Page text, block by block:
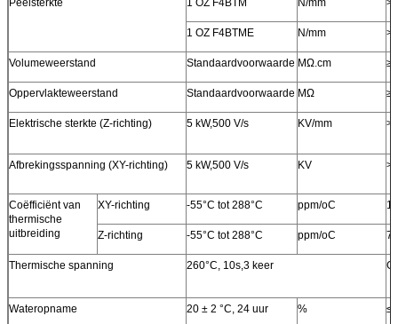
Peelsterkte 1 OZ F4BTM N/mm >
1 OZ F4BTME N/mm >
Volumeweerstand Standaardvoorwaarde MΩ.cm ≥
Oppervlakteweerstand Standaardvoorwaarde MΩ ≥
Elektrische sterkte (Z-richting) 5 kW,500 V/s KV/mm >
Afbrekingsspanning (XY-richting) 5 kW,500 V/s KV >
Coëfficiënt van
thermische
uitbreiding
XY-richting -55°C tot 288°C ppm/oC
Z-richting -55°C tot 288°C ppm/oC 78
Thermische spanning 260°C, 10s,3 keer
Wateropname 20 ± 2 °C, 24 uur % ≤